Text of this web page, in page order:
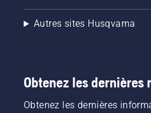
Autres sites Husqvarna
Obtenez les dernières
Obtenez les dernières